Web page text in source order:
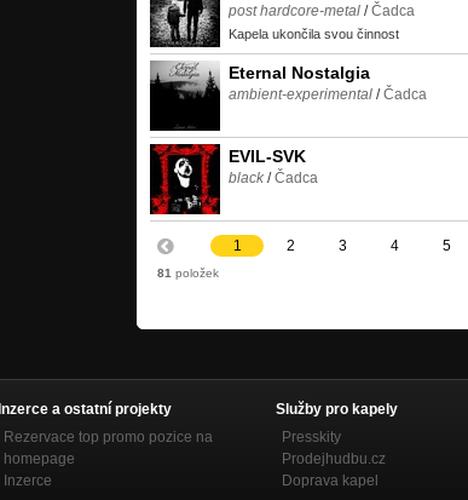
post hardcore-metal /Čadca
Kapela ukončila svou činnost
Eternal Nostalgia
ambient-experimental /Čadca
EVIL-SVK
black /Čadca
1 2 3 4 5
81 položek
Inzerce a ostatní projekty
Rezervace top promo pozice na
homepage
Inzerce
Služby pro kapely
Presskity
Prodejhudbu.cz
Doprava kapel